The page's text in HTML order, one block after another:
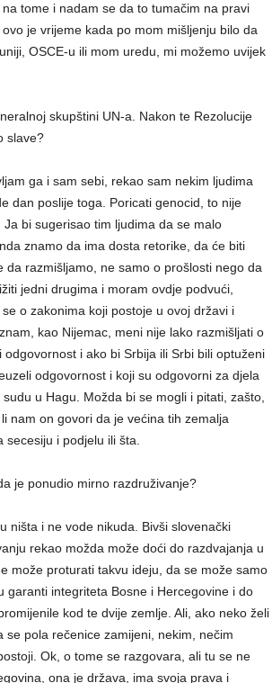
tome i nadam se da to tumačim na pravi
je vrijeme kada po mom mišljenju bilo da
OSCE-u ili mom uredu, mi možemo uvijek
skupštini UN-a. Nakon te Rezolucije
slave?
ga i sam sebi, rekao sam nekim ljudima
dan poslije toga. Poricati genocid, to nije
bi sugerisao tim ljudima da se malo
znamo da ima dosta retorike, da će biti
razmišljamo, ne samo o prošlosti nego da
jedni drugima i moram ovdje podvući,
o zakonima koji postoje u ovoj državi i
kao Nijemac, meni nije lako razmišljati o
i ako bi Srbija ili Srbi bili optuženi
odgovornost i koji su odgovorni za djela
u Hagu. Možda bi se mogli i pitati, zašto,
nam on govori da je većina tih zemalja
secesiju i podjelu ili šta.
je ponudio mirno razdruživanje?
ništa i ne vode nikuda. Bivši slovenački
rekao možda može doći do razdvajanja u
može proturati takvu ideju, da se može samo
garanti integriteta Bosne i Hercegovine i do
kod te dvije zemlje. Ali, ako neko želi
pola rečenice zamijeni, nekim, nečim
Ok, o tome se razgovara, ali tu se ne
ona je država, ima svoja prava i